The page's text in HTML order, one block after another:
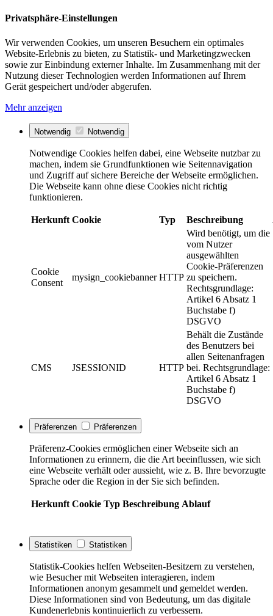
Privatsphäre-Einstellungen
Wir verwenden Cookies, um unseren Besuchern ein optimales
Website-Erlebnis zu bieten, zu Statistik- und Marketingzwecken
sowie zur Einbindung externer Inhalte. Im Zusammenhang mit der
Nutzung dieser Technologien werden Informationen auf Ihrem
Gerät gespeichert und/oder abgerufen.
Mehr anzeigen
Notwendig Notwendig
Notwendige Cookies helfen dabei, eine Webseite nutzbar zu
machen, indem sie Grundfunktionen wie Seitennavigation
und Zugriff auf sichere Bereiche der Webseite ermöglichen.
Die Webseite kann ohne diese Cookies nicht richtig
funktionieren.
Herkunft Cookie Typ Beschreibung
Cookie
Consent
mysign_cookiebanner HTTP
Wird benötigt, um die
vom Nutzer
ausgewählten
Cookie-Präferenzen
zu speichern.
Rechtsgrundlage:
Artikel 6 Absatz 1
Buchstabe f)
DSGVO
CMS JSESSIONID HTTP
Behält die Zustände
des Benutzers bei
allen Seitenanfragen
bei. Rechtsgrundlage:
Artikel 6 Absatz 1
Buchstabe f)
DSGVO
Präferenzen Präferenzen
Präferenz-Cookies ermöglichen einer Webseite sich an
Informationen zu erinnern, die die Art beeinflussen, wie sich
eine Webseite verhält oder aussieht, wie z. B. Ihre bevorzugte
Sprache oder die Region in der Sie sich befinden.
Herkunft Cookie Typ Beschreibung Ablauf
Statistiken Statistiken
Statistik-Cookies helfen Webseiten-Besitzern zu verstehen,
wie Besucher mit Webseiten interagieren, indem
Informationen anonym gesammelt und gemeldet werden.
Diese Informationen sind von Bedeutung, um das digitale
Kundenerlebnis kontinuierlich zu verbessern.